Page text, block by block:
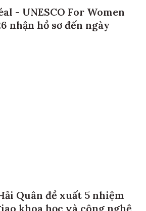
- UNESCO For Women
nhận hồ sơ đến ngày
Quân đề xuất 5 nhiệm
khoa học và công nghệ